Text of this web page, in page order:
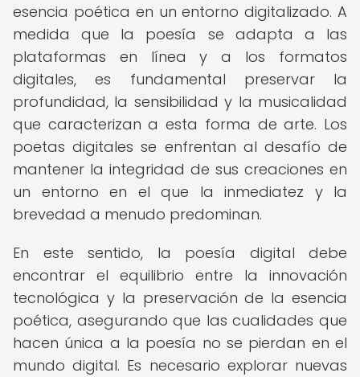
esencia poética en un entorno digitalizado. A
medida que la poesía se adapta a las
plataformas en línea y a los formatos
digitales, es fundamental preservar la
profundidad, la sensibilidad y la musicalidad
que caracterizan a esta forma de arte. Los
poetas digitales se enfrentan al desafío de
mantener la integridad de sus creaciones en
un entorno en el que la inmediatez y la
brevedad a menudo predominan.
En este sentido, la poesía digital debe
encontrar el equilibrio entre la innovación
tecnológica y la preservación de la esencia
poética, asegurando que las cualidades que
hacen única a la poesía no se pierdan en el
mundo digital. Es necesario explorar nuevas